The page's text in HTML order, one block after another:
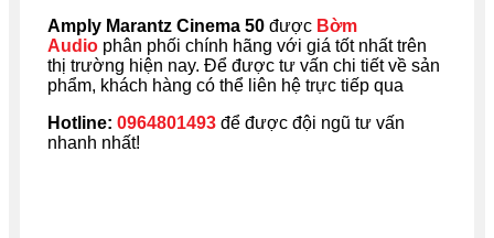
Amply Marantz Cinema 50 được Bờm
Audio phân phối chính hãng với giá tốt nhất trên
thị trường hiện nay. Để được tư vấn chi tiết về sản
phẩm, khách hàng có thể liên hệ trực tiếp qua
Hotline: 0964801493 để được đội ngũ tư vấn
nhanh nhất!